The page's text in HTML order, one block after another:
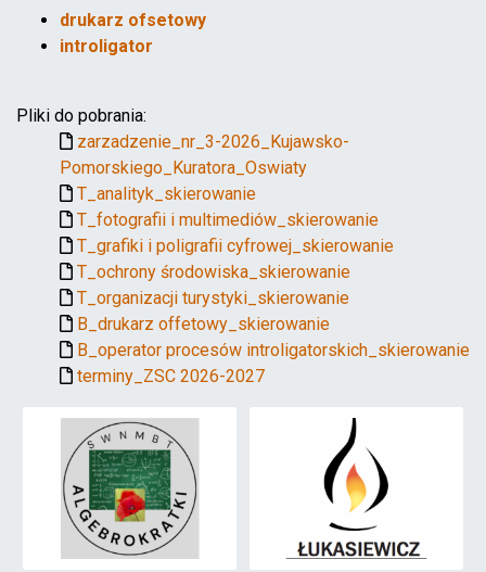
drukarz ofsetowy
introligator
Pliki do pobrania:
zarzadzenie_nr_3-2026_Kujawsko-
Pomorskiego_Kuratora_Oswiaty
T_analityk_skierowanie
T_fotografii i multimediów_skierowanie
T_grafiki i poligrafii cyfrowej_skierowanie
T_ochrony środowiska_skierowanie
T_organizacji turystyki_skierowanie
B_drukarz offetowy_skierowanie
B_operator procesów introligatorskich_skierowanie
terminy_ZSC 2026-2027